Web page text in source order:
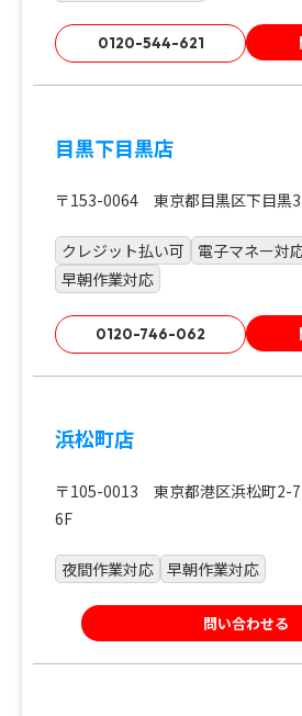
0120-544-621
目黒下目黒店
〒153-0064 東京都目黒区下目黒
クレジット払い可 電子マネー対
早朝作業対応
0120-746-062
浜松町店
〒105-0013 東京都港区浜松町
6F
夜間作業対応 早朝作業対応
問い合わせる